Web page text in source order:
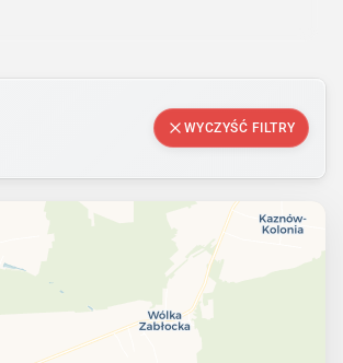
WYCZYŚĆ FILTRY